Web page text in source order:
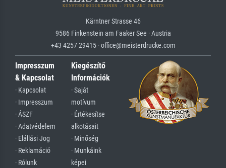
Kärntner Strasse 46
9586 Finkenstein am Faaker See · Austria
+43 4257 29415 · office@meisterdrucke.com
Impresszum
& Kapcsolat
· Kapcsolat
· Impresszum
· ÁSZF
· Adatvédelem
· Elállási Jog
· Reklamáció
· Rólunk
Kiegészítő
Információk
· Saját
motívum
· Értékesítse
alkotásait
· Minőség
· Munkáink
képei